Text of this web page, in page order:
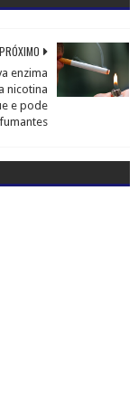
PRÓXIMO
enzima
nicotina
e pode